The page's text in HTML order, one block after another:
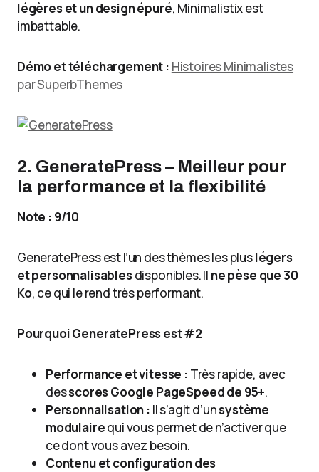
légères et un design épuré, Minimalistix est
imbattable.
Démo et téléchargement : Histoires Minimalistes
par SuperbThemes
2. GeneratePress – Meilleur pour
la performance et la flexibilité
Note : 9/10
GeneratePress est l’un des thèmes les pluslégers
et personnalisables disponibles. Il ne pèse que 30
Ko, ce qui le rend très performant.
Pourquoi GeneratePress est #2
Performance et vitesse : Très rapide, avec
desscores Google PageSpeed de 95+.
Personnalisation : Il s’agit d’unsystème
modulairequi vous permet de n’activer que
ce dont vous avez besoin.
Contenu et configuration des